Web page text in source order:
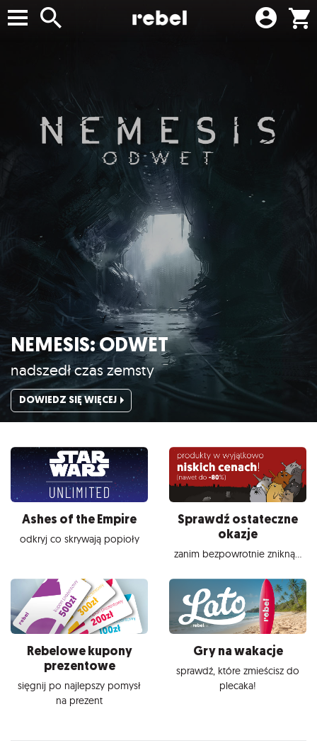
NEMESIS: ODWET
nadszedł czas zemsty
DOWIEDZ SIĘ WIĘCEJ
Ashes of the Empire
odkryj co skrywają popioły
Sprawdź ostateczne
okazje
zanim bezpowrotnie znikną...
Rebelowe kupony
prezentowe
sięgnij po najlepszy pomysł
na prezent
Gry na wakacje
sprawdź, które zmieścisz do
plecaka!